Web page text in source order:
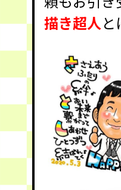
描き超人